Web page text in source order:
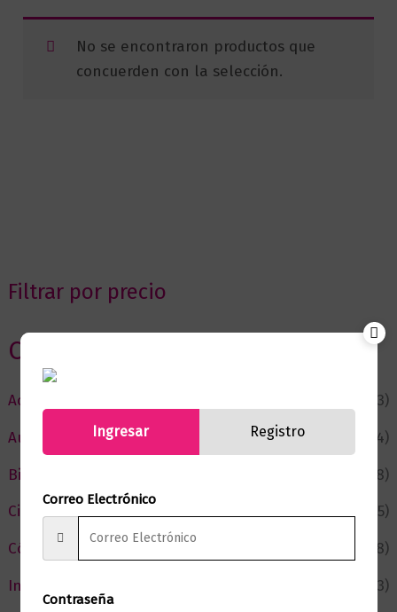
Filtrar por precio
Categorias
Actualidad
(53)
Autor del Mes
(4)
Bienestar
(228)
Ciencia y Conocimiento
(75)
Cómic y Fantasía
(88)
Infantil y Juvenil
(213)
No se encontraron productos que
concuerden con la selección.
Ingresar Registro
Correo Electrónico
Contraseña